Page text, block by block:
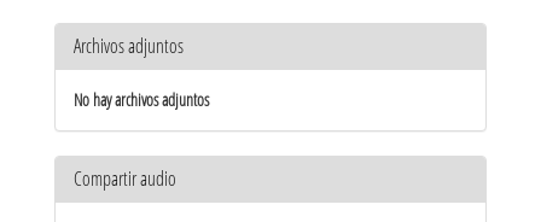
Archivos adjuntos
No hay archivos adjuntos
Compartir audio